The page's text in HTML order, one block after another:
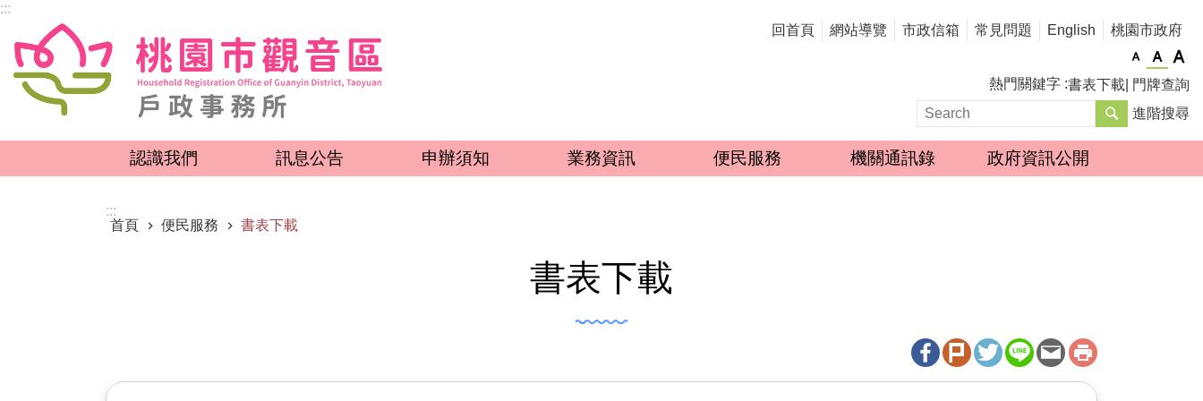
跳到主要內容區塊
:::
回首頁
網站導覽 市政信箱 常見問題 English 桃園市政府
熱門關鍵字 書表下載
門牌查詢
進階搜尋
認識我們 訊息公告 申辦須知 業務資訊 便民服務 機關通訊錄 政府資訊公開
:::
首頁
便民服務 書表下載
書表下載